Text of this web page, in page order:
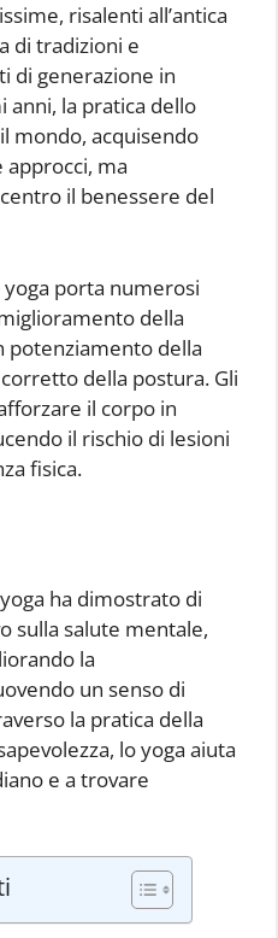
risalenti all’antica
di tradizioni e
di generazione in
anni, la pratica dello
mondo, acquisendo
ma
il benessere del
porta numerosi
della
potenziamento della
della postura. Gli
il corpo in
il rischio di lesioni
fisica.
ha dimostrato di
sulla salute mentale,
la
un senso di
la pratica della
lo yoga aiuta
e a trovare